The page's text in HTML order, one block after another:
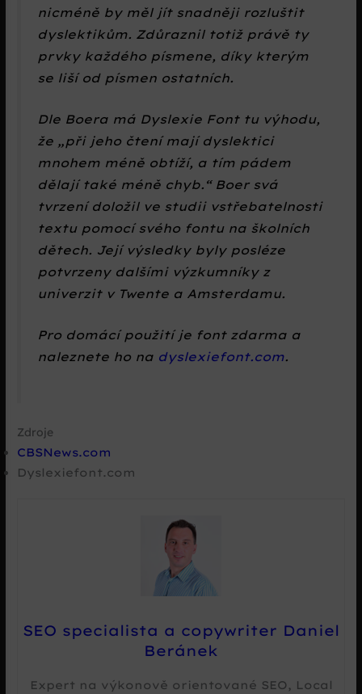
nicméně by měl jít snadněji rozluštit
dyslektikům. Zdůraznil totiž právě ty
prvky každého písmene, díky kterým
se liší od písmen ostatních.
Dle Boera má Dyslexie Font tu výhodu,
že „při jeho čtení mají dyslektici
mnohem méně obtíží, a tím pádem
dělají také méně chyb.“ Boer svá
tvrzení doložil ve studii vstřebatelnosti
textu pomocí svého fontu na školních
dětech. Její výsledky byly posléze
potvrzeny dalšími výzkumníky z
univerzit v Twente a Amsterdamu.
Pro domácí použití je font zdarma a
naleznete ho na dyslexiefont.com.
Zdroje
CBSNews.com
Dyslexiefont.com
SEO specialista a copywriter Daniel
Beránek
Expert na výkonově orientované SEO, Local